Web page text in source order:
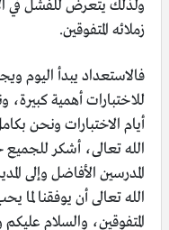
ولذلك يتعرض للفشل في
زملائه المتفوقين.
فالاستعداد يبدأ اليوم
للاختبارات أهمية
أيام الاختبارات ونحن
الله تعالى، أشكر
المدرسين الأفاضل وإلى
الله تعالى أن يوفقنا
المتفوقين، والسلام